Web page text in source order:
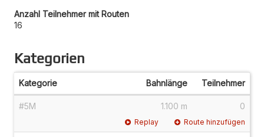
Anzahl Teilnehmer mit Routen
16
Kategorien
Kategorie Bahnlänge Teilnehmer
#5M 1.100 m 0
Replay Route hinzufügen